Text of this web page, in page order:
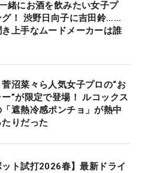
緒にお酒を飲みたい女子プ
グ！ 渋野日向子に吉田鈴……
上手なムードメーカーは誰
沼菜々ら人気女子プロの“お
”が限定で登場！ ルコックス
遮熱冷感ポンチョ」が熱中
りだった
ット試打2026春】最新ドライ